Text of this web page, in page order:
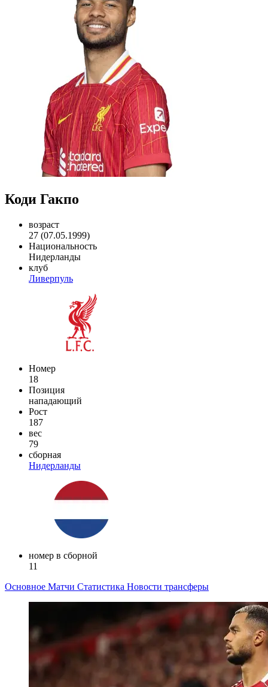
Коди Гакпо
возраст
27 (07.05.1999)
Национальность
Нидерланды
клуб
Ливерпуль
Номер
18
Позиция
нападающий
Рост
187
вес
79
сборная
Нидерланды
номер в сборной
11
Основное Матчи Статистика Новости трансферы